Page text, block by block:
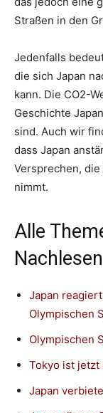
Straßen in den
Jedenfalls
die sich Japan
kann. Die CO2-
Geschichte
sind. Auch wir
dass Japan
Versprechen,
nimmt.
Alle
Japan
Olympischen
Olympischen
Tokyo ist
Japan